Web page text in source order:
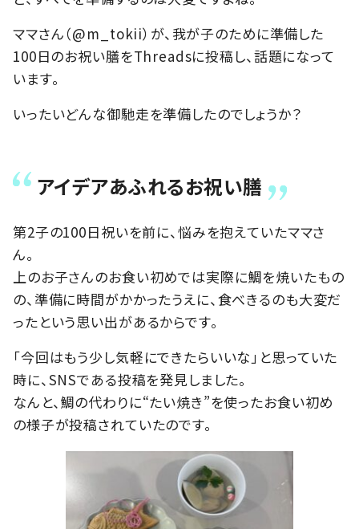
ママさん（@m_tokii）が、我が子のために準備した
100日のお祝い膳をThreadsに投稿し、話題になって
います。
いったいどんな御馳走を準備したのでしょうか？
アイデアあふれるお祝い膳
第2子の100日祝いを前に、悩みを抱えていたママさ
ん。
上のお子さんのお食い初めでは実際に鯛を焼いたもの
の、準備に時間がかかったうえに、食べきるのも大変だ
ったという思い出があるからです。
「今回はもう少し気軽にできたらいいな」と思っていた
時に、SNSである投稿を発見しました。
なんと、鯛の代わりに“たい焼き”を使ったお食い初め
の様子が投稿されていたのです。